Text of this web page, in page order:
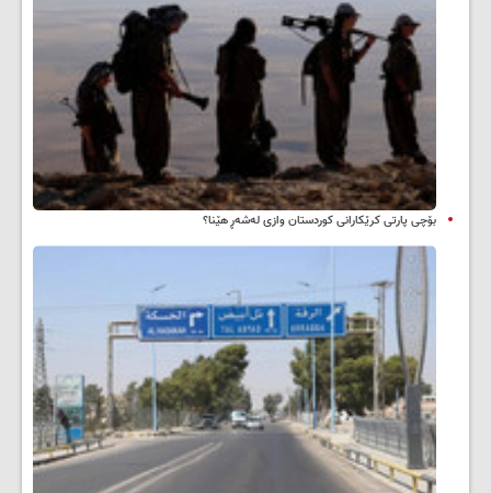
بۆچی پارتی کرێکارانی کوردستان وازی لەشەڕ هێنا؟